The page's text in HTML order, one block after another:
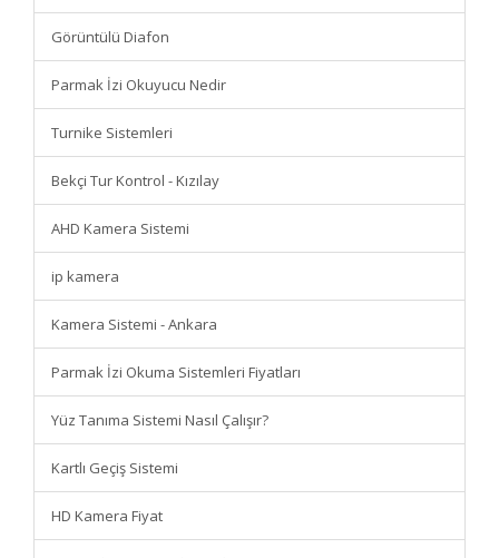
Görüntülü Diafon
Parmak İzi Okuyucu Nedir
Turnike Sistemleri
Bekçi Tur Kontrol - Kızılay
AHD Kamera Sistemi
ip kamera
Kamera Sistemi - Ankara
Parmak İzi Okuma Sistemleri Fiyatları
Yüz Tanıma Sistemi Nasıl Çalışır?
Kartlı Geçiş Sistemi
HD Kamera Fiyat